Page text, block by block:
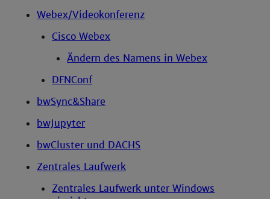
Webex/Videokonferenz
Cisco Webex
Ändern des Namens in Webex
DFNConf
bwSync&Share
bwJupyter
bwCluster und DACHS
Zentrales Laufwerk
Zentrales Laufwerk unter Windows